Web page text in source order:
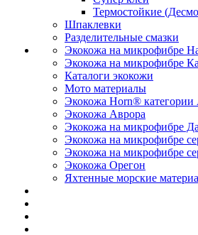
Термостойкие
Шпаклевки
Разделительные смазки
Экокожа на микрофибре
Экокожа на микрофибре
Каталоги экокожи
Мото материалы
Экокожа Horn® категории
Экокожа Аврора
Экокожа на микрофибре
Экокожа на микрофибре
Экокожа на микрофибре
Экокожа Орегон
Яхтенные морские